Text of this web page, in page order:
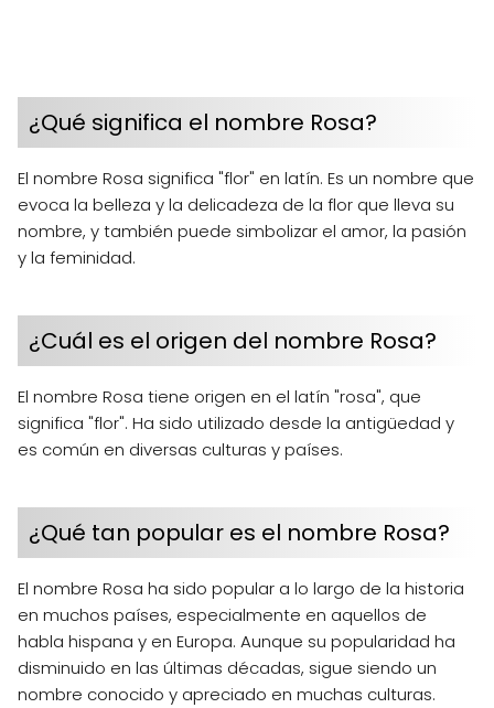
¿Qué significa el nombre Rosa?
El nombre Rosa significa "flor" en latín. Es un nombre que
evoca la belleza y la delicadeza de la flor que lleva su
nombre, y también puede simbolizar el amor, la pasión
y la feminidad.
¿Cuál es el origen del nombre Rosa?
El nombre Rosa tiene origen en el latín "rosa", que
significa "flor". Ha sido utilizado desde la antigüedad y
es común en diversas culturas y países.
¿Qué tan popular es el nombre Rosa?
El nombre Rosa ha sido popular a lo largo de la historia
en muchos países, especialmente en aquellos de
habla hispana y en Europa. Aunque su popularidad ha
disminuido en las últimas décadas, sigue siendo un
nombre conocido y apreciado en muchas culturas.